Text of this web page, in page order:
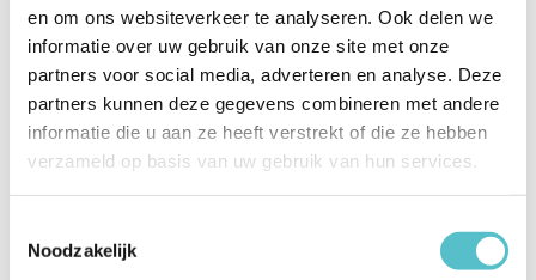
en om ons websiteverkeer te analyseren. Ook delen we
informatie over uw gebruik van onze site met onze
partners voor social media, adverteren en analyse. Deze
partners kunnen deze gegevens combineren met andere
informatie die u aan ze heeft verstrekt of die ze hebben
verzameld op basis van uw gebruik van hun services.
Noodzakelijk
worden. Ga direct naar:
> LightAir luchtreinigers thuis:voor slaapkamer, baby-
en kinderkamer en woonkamer.
> Professionele luchtreinigers: voor kantoor, in de klas,
horeca en sportschool. Maar ook voor contactberoepen
(fysiotherapeut, schoonheidsspecialiste en kapper)